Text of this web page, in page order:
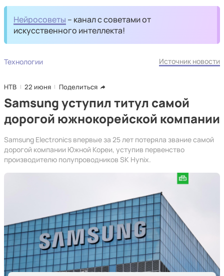
Нейросоветы – канал с советами от
искусственного интеллекта!
Технологии Источник новости
НТВ 22 июня Поделиться
Samsung уступил титул самой
дорогой южнокорейской компании
Samsung Electronics впервые за 25 лет потеряла звание самой
дорогой компании Южной Кореи, уступив первенство
производителю полупроводников SK Hynix.